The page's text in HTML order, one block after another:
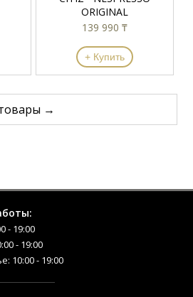
ORIGINAL
139 990 ₸
+ Купить
→
- 19:00
- 19:00
10:00 - 19:00